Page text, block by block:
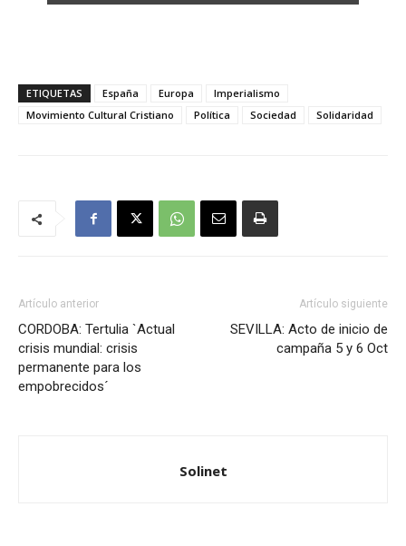
ETIQUETAS España Europa
Imperialismo
Movimiento Cultural Cristiano
Política Sociedad Solidaridad
Artículo anterior
CORDOBA: Tertulia `Actual
crisis mundial: crisis
permanente para los
empobrecidos´
Artículo siguiente
SEVILLA: Acto de inicio de
campaña 5 y 6 Oct
Solinet